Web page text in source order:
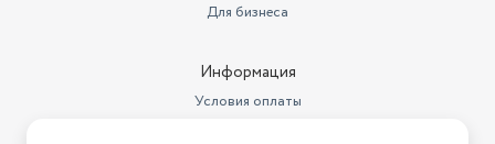
Для бизнеса
Информация
Условия оплаты